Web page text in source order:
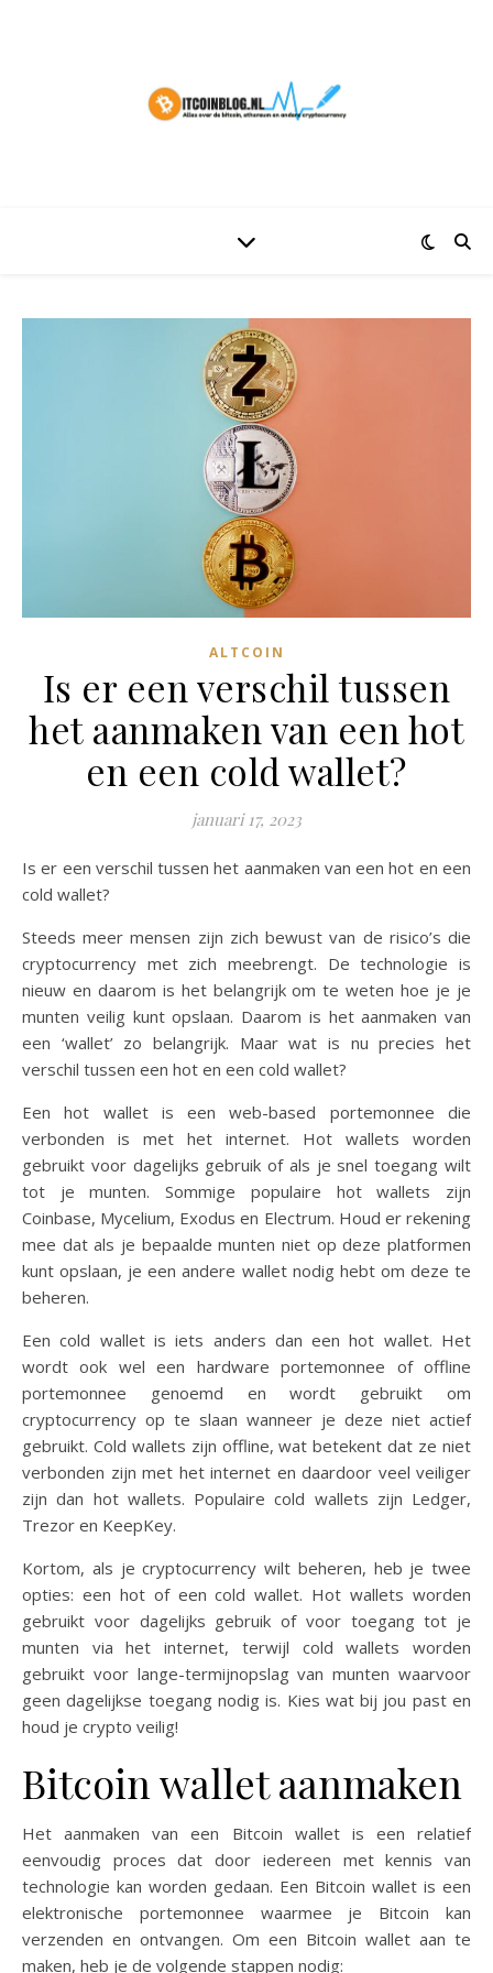
ALTCOIN
Is er een verschil tussen
het aanmaken van een hot
en een cold wallet?
januari 17, 2023
Is er een verschil tussen het aanmaken van een hot en een
cold wallet?
Steeds meer mensen zijn zich bewust van de risico’s die
cryptocurrency met zich meebrengt. De technologie is
nieuw en daarom is het belangrijk om te weten hoe je je
munten veilig kunt opslaan. Daarom is het aanmaken van
een ‘wallet’ zo belangrijk. Maar wat is nu precies het
verschil tussen een hot en een cold wallet?
Een hot wallet is een web-based portemonnee die
verbonden is met het internet. Hot wallets worden
gebruikt voor dagelijks gebruik of als je snel toegang wilt
tot je munten. Sommige populaire hot wallets zijn
Coinbase, Mycelium, Exodus en Electrum. Houd er rekening
mee dat als je bepaalde munten niet op deze platformen
kunt opslaan, je een andere wallet nodig hebt om deze te
beheren.
Een cold wallet is iets anders dan een hot wallet. Het
wordt ook wel een hardware portemonnee of offline
portemonnee genoemd en wordt gebruikt om
cryptocurrency op te slaan wanneer je deze niet actief
gebruikt. Cold wallets zijn offline, wat betekent dat ze niet
verbonden zijn met het internet en daardoor veel veiliger
zijn dan hot wallets. Populaire cold wallets zijn Ledger,
Trezor en KeepKey.
Kortom, als je cryptocurrency wilt beheren, heb je twee
opties: een hot of een cold wallet. Hot wallets worden
gebruikt voor dagelijks gebruik of voor toegang tot je
munten via het internet, terwijl cold wallets worden
gebruikt voor lange-termijnopslag van munten waarvoor
geen dagelijkse toegang nodig is. Kies wat bij jou past en
houd je crypto veilig!
Bitcoin wallet aanmaken
Het aanmaken van een Bitcoin wallet is een relatief
eenvoudig proces dat door iedereen met kennis van
technologie kan worden gedaan. Een Bitcoin wallet is een
elektronische portemonnee waarmee je Bitcoin kan
verzenden en ontvangen. Om een Bitcoin wallet aan te
maken, heb je de volgende stappen nodig: